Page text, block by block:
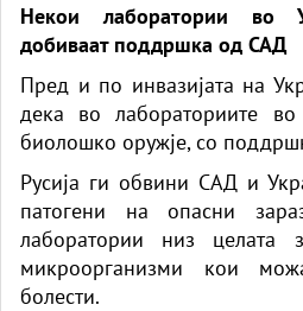
Некои лаборатории во
добиваат поддршка од САД
Пред и по инвазијата на
дека во лабораториите
биолошко оружје, со
Русија ги обвини САД и
патогени на опасни
лаборатории низ целата
микроорганизми кои
болести.